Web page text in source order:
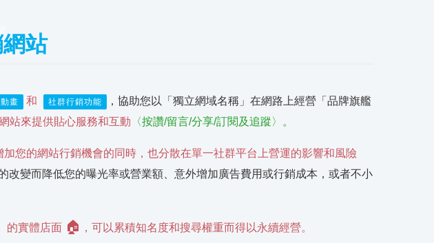
站
畫 和 社群行銷功能
，協助您以「獨立網域名稱」在網路上經營「品牌旗艦
站來提供貼心服務和互動 〈按讚/留言/分享/訂閱及追蹤〉。
加您的網站行銷機會的同時，也分散在單一社群平台上營運的影響和風險
改變而降低您的曝光率或營業額、意外增加廣告費用或行銷成本，或者不小
的實體店面 🏠 ，可以累積知名度和搜尋權重而得以永續經營。